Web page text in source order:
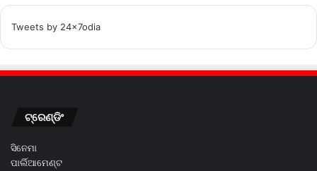
Tweets by 24x7odia
ଟ୍ରେଣ୍ଡିଂ
ସିନେମା
ପାର୍ଲିଆମେଣ୍ଟ